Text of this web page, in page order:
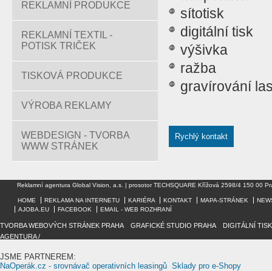
REKLAMNÍ PRODUKCE
REKLAMNÍ TEXTIL -
POTISK TRIČEK
TISKOVÁ PRODUKCE
VÝROBA REKLAMY
WEBDESIGN - TVORBA
WWW STRÁNEK
sítotisk
digitální tisk
výšivka
ražba
gravírování
Rychlý kontakt
Reklamní agentura Global Vision, a.s. | prosotor TECHSQUARE Křížová 2598/4 150 00
HOME REKLAMA NA INTERNETU KARIÉRA KONTAKT MAPA-STRÁNEK
AJOBA.EU
FACEBOOK EMAIL - WEB ROZHRANÍ
TVORBA WEBOVÝCH STRÁNEK PRAHA GRAFICKÉ STUDIO PRAHA
DIGITÁLNÍ
AGENTURA /
JSME PARTNEREM:
NaOperák.cz - srovnávač operativních leasingů Sklady pro e-Shopy